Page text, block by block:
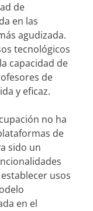
de
en las
agudizada.
tecnológicos
capacidad de
de
y eficaz.
no ha
de
sido un
usos
en el